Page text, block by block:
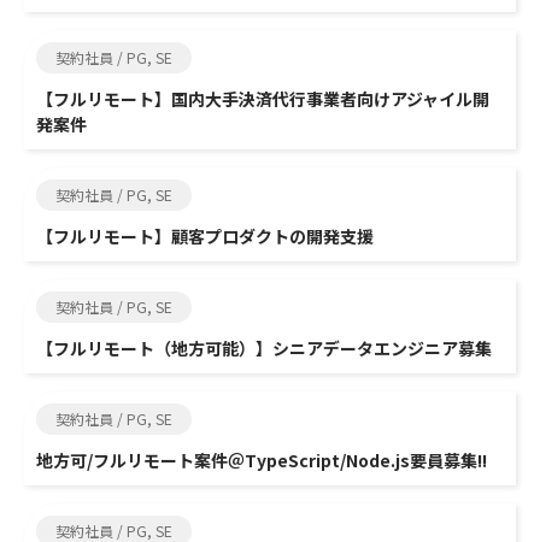
契約社員 / PG, SE
【フルリモート】国内大手決済代行事業者向けアジャイル開
発案件
契約社員 / PG, SE
【フルリモート】顧客プロダクトの開発支援
契約社員 / PG, SE
【フルリモート（地方可能）】シニアデータエンジニア募集
契約社員 / PG, SE
地方可/フルリモート案件＠TypeScript/Node.js要員募集!!
契約社員 / PG, SE